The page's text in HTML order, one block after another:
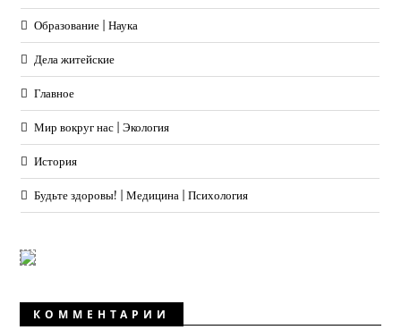
Образование | Наука
Дела житейские
Главное
Мир вокруг нас | Экология
История
Будьте здоровы! | Медицина | Психология
КОММЕНТАРИИ